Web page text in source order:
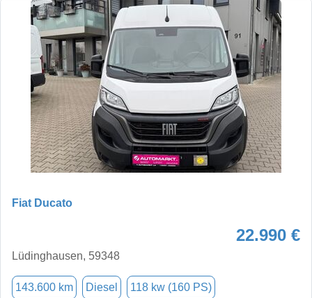
Fiat Ducato
22.990 €
Lüdinghausen, 59348
143.600 km Diesel 118 kw (160 PS)